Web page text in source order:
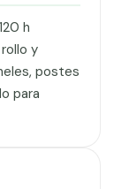
h
y
postes
para